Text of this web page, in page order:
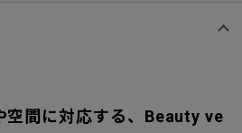
空間に対応する、Beauty ve